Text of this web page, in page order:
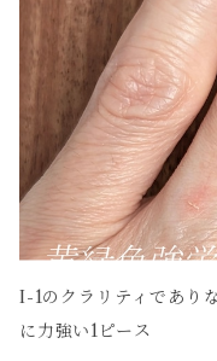
I-1のクラリティであり
に力強い1ピース